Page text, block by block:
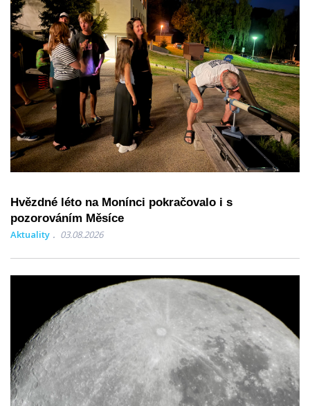
Hvězdné léto na Monínci pokračovalo i s
pozorováním Měsíce
Aktuality 03.08.2026